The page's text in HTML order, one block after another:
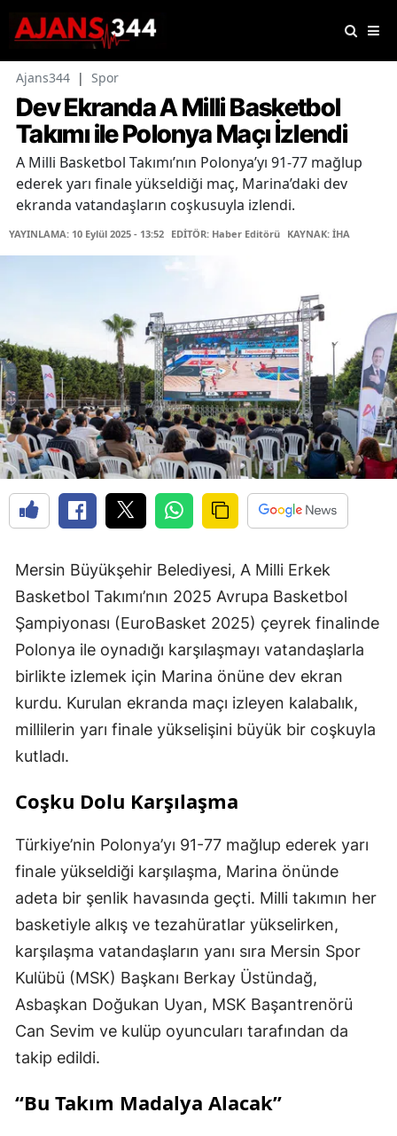
Ajans344 | Spor
Dev Ekranda A Milli Basketbol
Takımı ile Polonya Maçı İzlendi
A Milli Basketbol Takımı’nın Polonya’yı 91-77 mağlup
ederek yarı finale yükseldiği maç, Marina’daki dev
ekranda vatandaşların coşkusuyla izlendi.
YAYINLAMA: 10 Eylül 2025 - 13:52 EDİTÖR: Haber Editörü KAYNAK: İHA
Mersin Büyükşehir Belediyesi, A Milli Erkek
Basketbol Takımı’nın 2025 Avrupa Basketbol
Şampiyonası (EuroBasket 2025) çeyrek finalinde
Polonya ile oynadığı karşılaşmayı vatandaşlarla
birlikte izlemek için Marina önüne dev ekran
kurdu. Kurulan ekranda maçı izleyen kalabalık,
millilerin yarı finale yükselişini büyük bir coşkuyla
kutladı.
Coşku Dolu Karşılaşma
Türkiye’nin Polonya’yı 91-77 mağlup ederek yarı
finale yükseldiği karşılaşma, Marina önünde
adeta bir şenlik havasında geçti. Milli takımın her
basketiyle alkış ve tezahüratlar yükselirken,
karşılaşma vatandaşların yanı sıra Mersin Spor
Kulübü (MSK) Başkanı Berkay Üstündağ,
Asbaşkan Doğukan Uyan, MSK Başantrenörü
Can Sevim ve kulüp oyuncuları tarafından da
takip edildi.
“Bu Takım Madalya Alacak”